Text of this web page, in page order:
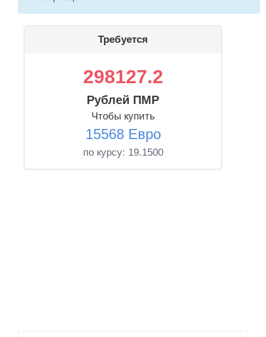
Требуется
298127.2
Рублей ПМР
Чтобы купить
15568 Евро
по курсу: 19.1500